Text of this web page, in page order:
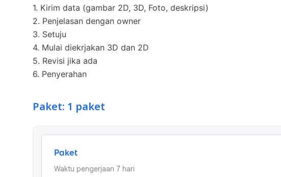
1. Kirim data (gambar 2D, 3D, Foto, deskripsi)
2. Penjelasan dengan owner
3. Setuju
4. Mulai diekrjakan 3D dan 2D
5. Revisi jika ada
6. Penyerahan
Paket: 1 paket
Paket
Waktu pengerjaan 7 hari